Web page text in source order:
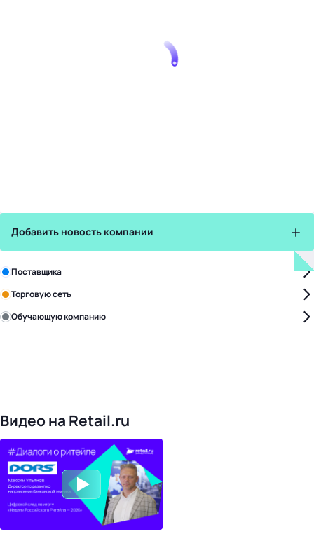
Добавить новость компании
Зарегистрируйте в бизнес-центре:
Поставщика
Торговую сеть
Обучающую компанию
Видео на Retail.ru